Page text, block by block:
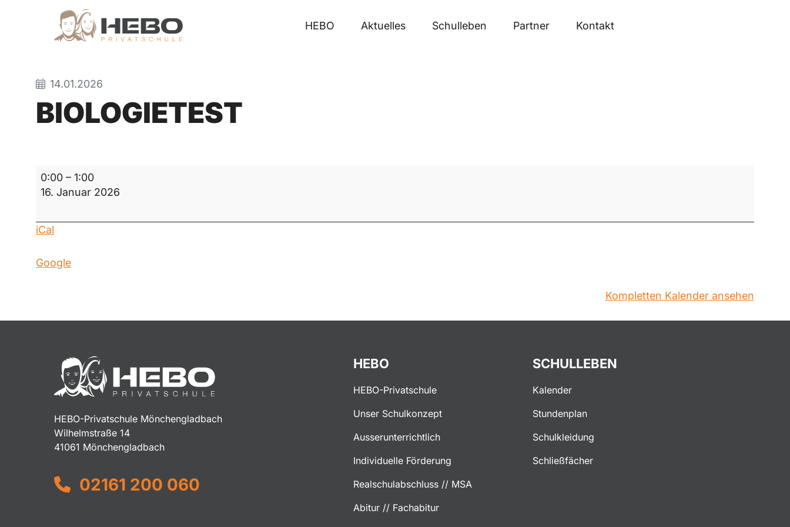
HEBO Aktuelles Schulleben Partner Kontakt
14.01.2026
BIOLOGIETEST
Biologietest
0:00 –1:00
16. Januar 2026
iCal
Google
Kompletten Kalender ansehen
HEBO-Privatschule Mönchengladbach
Wilhelmstraße 14
41061 Mönchengladbach
02161 200 060
HEBO
HEBO-Privatschule
Unser Schulkonzept
Ausserunterrichtlich
Individuelle Förderung
Realschulabschluss // MSA
Abitur // Fachabitur
SCHULLEBEN
Kalender
Stundenplan
Schulkleidung
Schließfächer